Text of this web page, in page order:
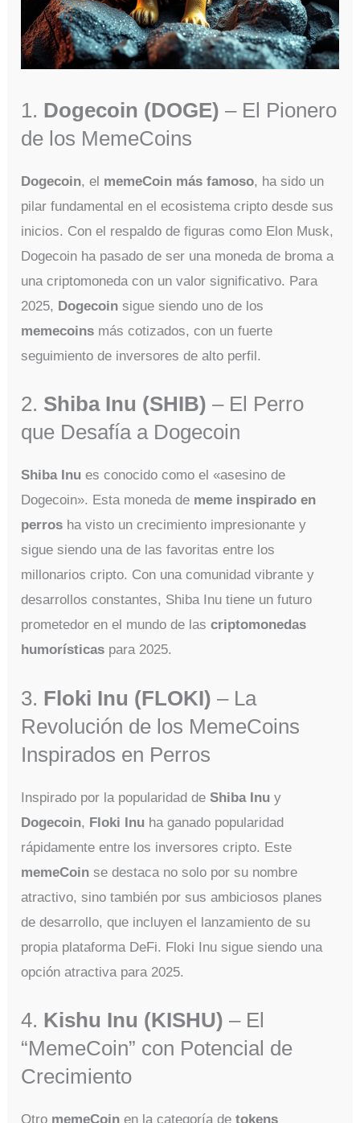
1. Dogecoin (DOGE) – El Pionero
de los MemeCoins
Dogecoin, el memeCoin más famoso, ha sido un
pilar fundamental en el ecosistema cripto desde sus
inicios. Con el respaldo de figuras como Elon Musk,
Dogecoin ha pasado de ser una moneda de broma a
una criptomoneda con un valor significativo. Para
2025, Dogecoin sigue siendo uno de los
memecoins más cotizados, con un fuerte
seguimiento de inversores de alto perfil.
2. Shiba Inu (SHIB) – El Perro
que Desafía a Dogecoin
Shiba Inu es conocido como el «asesino de
Dogecoin». Esta moneda de meme inspirado en
perros ha visto un crecimiento impresionante y
sigue siendo una de las favoritas entre los
millonarios cripto. Con una comunidad vibrante y
desarrollos constantes, Shiba Inu tiene un futuro
prometedor en el mundo de lascriptomonedas
humorísticas para 2025.
3. Floki Inu (FLOKI) – La
Revolución de los MemeCoins
Inspirados en Perros
Inspirado por la popularidad deShiba Inu y
Dogecoin, Floki Inu ha ganado popularidad
rápidamente entre los inversores cripto. Este
memeCoin se destaca no solo por su nombre
atractivo, sino también por sus ambiciosos planes
de desarrollo, que incluyen el lanzamiento de su
propia plataforma DeFi. Floki Inu sigue siendo una
opción atractiva para 2025.
4. Kishu Inu (KISHU) – El
“MemeCoin” con Potencial de
Crecimiento
Otro memeCoin en la categoría detokens